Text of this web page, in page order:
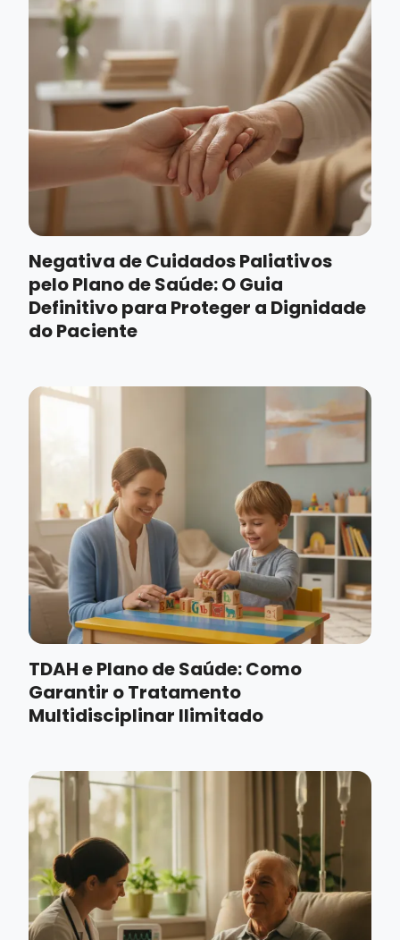
Negativa de Cuidados Paliativos
pelo Plano de Saúde: O Guia
Definitivo para Proteger a Dignidade
do Paciente
TDAH e Plano de Saúde: Como
Garantir o Tratamento
Multidisciplinar Ilimitado